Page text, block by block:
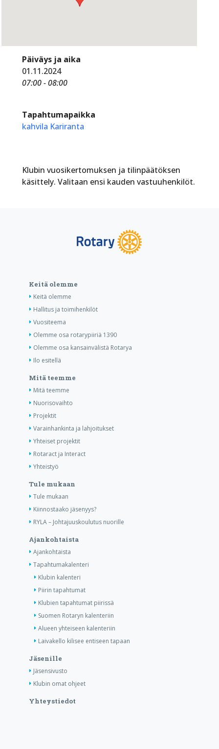
Päiväys ja aika
01.11.2024
07:00 - 08:00
Tapahtumapaikka
kahvila Kariranta
Klubin vuosikertomuksen ja tilinpäätöksen
käsittely. Valitaan ensi kauden vastuuhenkilöt.
Keitä olemme
Keitä olemme
Hallitus ja toimihenkilöt
Vuositeema
Olemme osa rotarypiiriä 1390
Olemme osa kansainvälistä Rotarya
Ilo esitellä
Mitä teemme
Mitä teemme
Nuorisovaihto
Projektit
Varainhankinta ja lahjoitukset
Yhteiset projektit
Rotaract ja Interact
Yhteistyö
Tule mukaan
Tule mukaan
Kiinnostaako jäsenyys?
RYLA – Johtajuuskoulutus nuorille
Ajankohtaista
Ajankohtaista
Tapahtumakalenteri
Klubin kalenteri
Piirin tapahtumat
Klubien tapahtumat piirissä
Suomen Rotaryn kalenteriin
Alueen yhteiseen kalenteriin
Laivakello kilisee entiseen tapaan
Jäsenille
Jäsensivusto
Klubin omat ohjeet
Yhteystiedot